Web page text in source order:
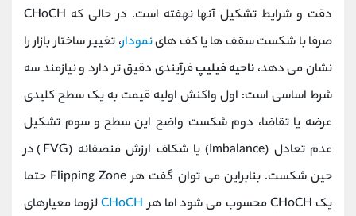
دقت و شرایط تشکیل آنها نهفته است. در حالی که CHoCH
صرفا با شکست سقف ‌ها یا کف ‌هاینمودار، تغییر ساختار بازار را
نشان می‌ دهد، ناحیه فیلیپفرآیندی دقیق‌ تر دارد و نیازمند سه
شرط اساسی است: اول واکنش اولیه قیمت به یک سطح کلیدی
عرضه یا تقاضا، دوم شکست واضح این سطح و سوم تشکیل
عدم ‌تعادل (Imbalance) یا شکاف ارزش منصفانه (FVG) در
حین شکست. بنابراین می‌ توان گفت هر Flipping Zone حتما
یک CHoCH محسوب می ‌شود اما هر
CHoCHلزوما معیارهای